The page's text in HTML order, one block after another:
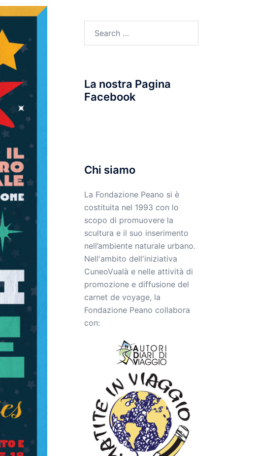
La nostra Pagina
Facebook
Chi siamo
La Fondazione Peano si è
costituita nel 1993 con lo
scopo di promuovere la
scultura e il suo inserimento
nell’ambiente naturale urbano.
Nell'ambito dell'iniziativa
CuneoVualà e nelle attività di
promozione e diffusione del
carnet de voyage, la
Fondazione Peano collabora
con: